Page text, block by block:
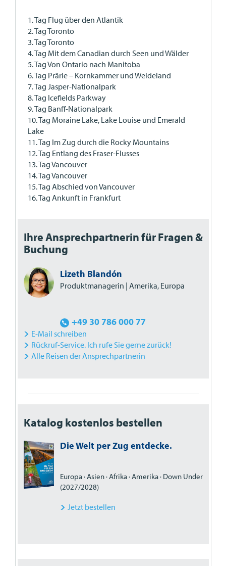
1. Tag Flug über den Atlantik
2. Tag Toronto
3. Tag Toronto
4. Tag Mit dem Canadian durch Seen und Wälder
5. Tag Von Ontario nach Manitoba
6. Tag Prärie – Kornkammer und Weideland
7. Tag Jasper-Nationalpark
8. Tag Icefields Parkway
9. Tag Banff-Nationalpark
10. Tag Moraine Lake, Lake Louise und Emerald
Lake
11. Tag Im Zug durch die Rocky Mountains
12. Tag Entlang des Fraser-Flusses
13. Tag Vancouver
14. Tag Vancouver
15. Tag Abschied von Vancouver
16. Tag Ankunft in Frankfurt
Ihre Ansprechpartnerin für Fragen &
Buchung
Lizeth Blandón
Produktmanagerin | Amerika, Europa
+49 30 786 000 77
E-Mail schreiben
Rückruf-Service. Ich rufe Sie gerne zurück!
Alle Reisen der Ansprechpartnerin
Katalog kostenlos bestellen
Die Welt per Zug entdecke.
Europa · Asien · Afrika · Amerika · Down Under
(2027/2028)
Jetzt bestellen